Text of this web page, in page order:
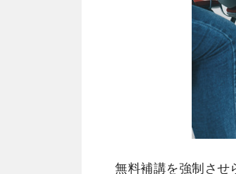
無料補講を強制させ